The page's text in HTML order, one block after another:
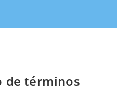
de términos